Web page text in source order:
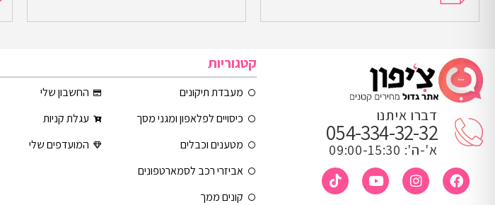
דברו איתנו
054-334-32-32
א'-ה': 09:00-15:30
קטגוריות
מעבדת תיקונים
כיסויים לפלאפון ומגני מסך
מטענים וכבלים
אביזרי רכב לסמארטפונים
קונים ממך
החשבון שלי
עגלת קניות
המועדפים שלי